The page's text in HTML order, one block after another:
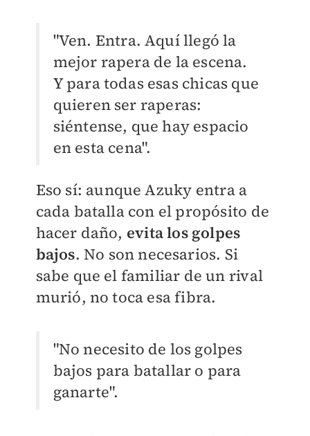
"Ven. Entra. Aquí llegó la
mejor rapera de la escena.
Y para todas esas chicas que
quieren ser raperas:
siéntense, que hay espacio
en esta cena".
Eso sí: aunque Azuky entra a
cada batalla con el propósito de
hacer daño, evita los golpes
bajos. No son necesarios. Si
sabe que el familiar de un rival
murió, no toca esa fibra.
"No necesito de los golpes
bajos para batallar o para
ganarte".